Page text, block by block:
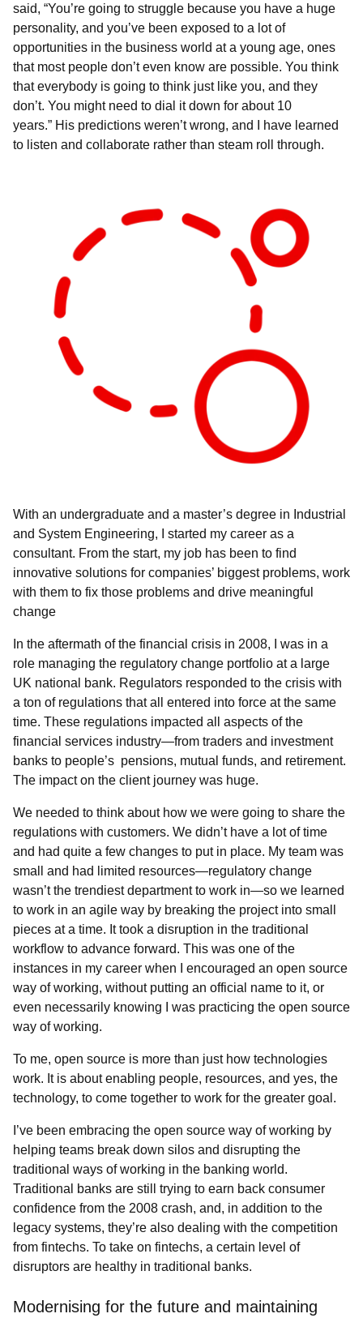
said, “You’re going to struggle because you have a huge
personality, and you’ve been exposed to a lot of
opportunities in the business world at a young age, ones
that most people don’t even know are possible. You think
that everybody is going to think just like you, and they
don’t. You might need to dial it down for about 10
years.” His predictions weren’t wrong, and I have learned
to listen and collaborate rather than steam roll through.
With an undergraduate and a master’s degree in Industrial
and System Engineering, I started my career as a
consultant. From the start, my job has been to find
innovative solutions for companies’ biggest problems, work
with them to fix those problems and drive meaningful
change
In the aftermath of the financial crisis in 2008, I was in a
role managing the regulatory change portfolio at a large
UK national bank. Regulators responded to the crisis with
a ton of regulations that all entered into force at the same
time. These regulations impacted all aspects of the
financial services industry—from traders and investment
banks to people’s pensions, mutual funds, and retirement.
The impact on the client journey was huge.
We needed to think about how we were going to share the
regulations with customers. We didn’t have a lot of time
and had quite a few changes to put in place. My team was
small and had limited resources—regulatory change
wasn’t the trendiest department to work in—so we learned
to work in an agile way by breaking the project into small
pieces at a time. It took a disruption in the traditional
workflow to advance forward. This was one of the
instances in my career when I encouraged an open source
way of working, without putting an official name to it, or
even necessarily knowing I was practicing the open source
way of working.
To me, open source is more than just how technologies
work. It is about enabling people, resources, and yes, the
technology, to come together to work for the greater goal.
I’ve been embracing the open source way of working by
helping teams break down silos and disrupting the
traditional ways of working in the banking world.
Traditional banks are still trying to earn back consumer
confidence from the 2008 crash, and, in addition to the
legacy systems, they’re also dealing with the competition
from fintechs. To take on fintechs, a certain level of
disruptors are healthy in traditional banks.
Modernising for the future and maintaining